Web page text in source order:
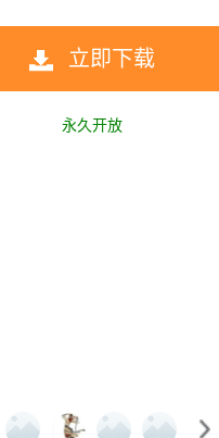
立即下载
永久开放